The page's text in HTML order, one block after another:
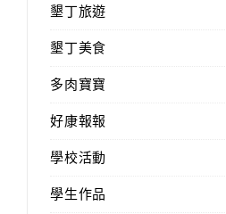
墾丁旅遊
墾丁美食
多肉寶寶
好康報報
學校活動
學生作品